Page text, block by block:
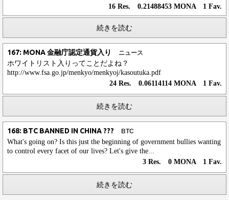
16 Res. 0.21488453 MONA 1 Fav.
続きを読む
167: MONA 金融庁認定通貨入り ニュース
ホワイトリスト入りってことだよね？
http://www.fsa.go.jp/menkyo/menkyoj/kasoutuka.pdf
24 Res. 0.06114114 MONA 1 Fav.
続きを読む
168: BTC BANNED IN CHINA ??? BTC
What's going on? Is this just the beginning of government bullies wanting
to control every facet of our lives? Let's give the...
3 Res. 0 MONA 1 Fav.
続きを読む